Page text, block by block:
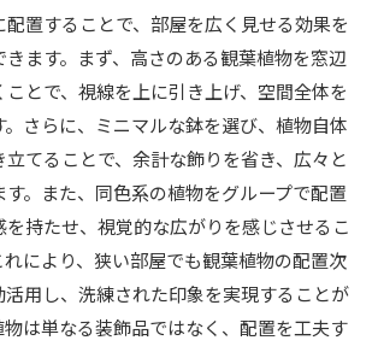
置することで、部屋を広く見せる効果を
ます。まず、高さのある観葉植物を窓辺
とで、視線を上に引き上げ、空間全体を
さらに、ミニマルな鉢を選び、植物自体
てることで、余計な飾りを省き、広々と
す。また、同色系の植物をグループで配置
を持たせ、視覚的な広がりを感じさせるこ
れにより、狭い部屋でも観葉植物の配置次
用し、洗練された印象を実現することが
は単なる装飾品ではなく、配置を工夫す